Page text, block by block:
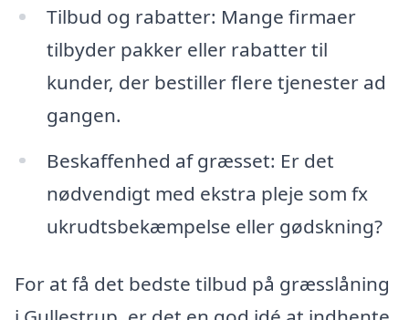
Tilbud og rabatter: Mange firmaer
tilbyder pakker eller rabatter til
kunder, der bestiller flere tjenester ad
gangen.
Beskaffenhed af græsset: Er det
nødvendigt med ekstra pleje som fx
ukrudtsbekæmpelse eller gødskning?
For at få det bedste tilbud på græsslåning